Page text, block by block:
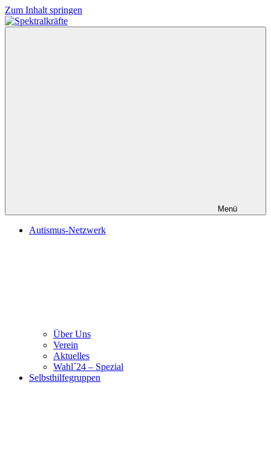
Zum Inhalt springen
Menü
Autismus-Netzwerk
Über Uns
Verein
Aktuelles
Wahl´24 – Spezial
Selbsthilfegruppen